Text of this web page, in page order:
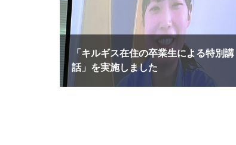
「キルギス在住の卒業生による特別講
話」を実施しました